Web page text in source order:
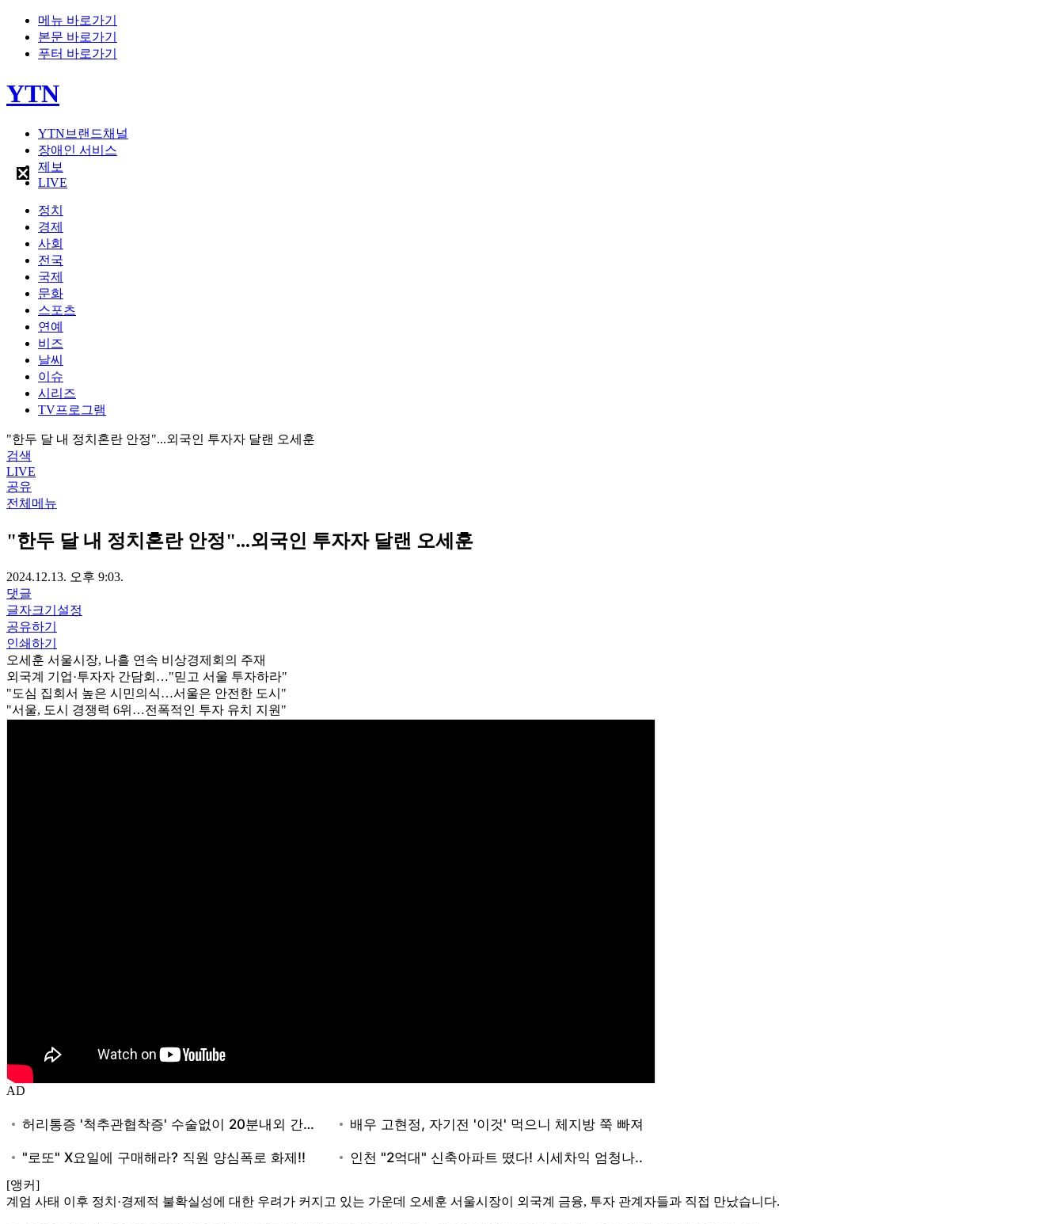
메뉴 바로가기
본문 바로가기
푸터 바로가기
YTN
YTN브랜드채널
장애인 서비스
제보
LIVE
정치
경제
사회
전국
국제
문화
스포츠
연예
비즈
날씨
이슈
시리즈
TV프로그램
"한두 달 내 정치혼란 안정"...외국인 투자자 달랜 오세훈
검색
LIVE
공유
전체메뉴
"한두 달 내 정치혼란 안정"...외국인 투자자 달랜 오세훈
2024.12.13. 오후 9:03.
댓글
글자크기설정
공유하기
인쇄하기
오세훈 서울시장, 나흘 연속 비상경제회의 주재
외국계 기업·투자자 간담회…"믿고 서울 투자하라"
"도심 집회서 높은 시민의식…서울은 안전한 도시"
"서울, 도시 경쟁력 6위…전폭적인 투자 유치 지원"
AD
[앵커]
계엄 사태 이후 정치·경제적 불확실성에 대한 우려가 커지고 있는 가운데 오세훈 서울시장이 외국계 금융, 투자 관계자들과 직접 만났습니다.